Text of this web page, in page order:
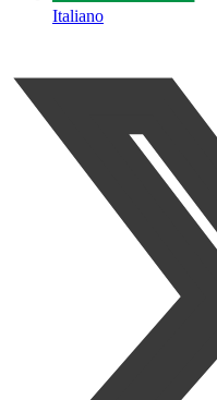
Italiano